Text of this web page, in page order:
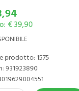
€ 39,90
prodotto: 1575
931923890